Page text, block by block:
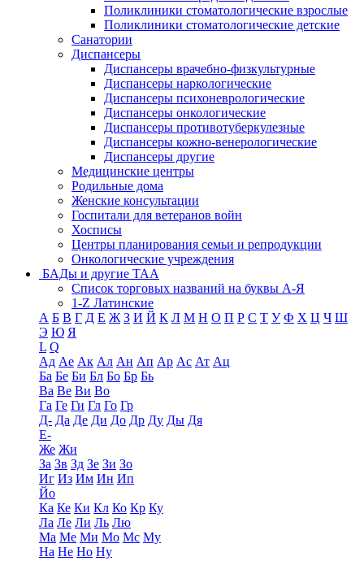
Поликлиники стоматологические взрослые
Поликлиники стоматологические детские
Санатории
Диспансеры
Диспансеры врачебно-физкультурные
Диспансеры наркологические
Диспансеры психоневрологические
Диспансеры онкологические
Диспансеры противотуберкулезные
Диспансеры кожно-венерологические
Диспансеры другие
Медицинские центры
Родильные дома
Женские консультации
Госпитали для ветеранов войн
Хосписы
Центры планирования семьи и репродукции
Онкологические учреждения
БАДы и другие ТАА
Список торговых названий на буквы А-Я
1-Z Латинские
А Б В Г Д Е Ж З И Й К Л М Н О П Р С Т У Ф Х Ц Ч Ш
Э Ю Я
L Q
Ад Ае Ак Ал Ан Ап Ар Ас Ат Ац
Ба Бе Би Бл Бо Бр Бь
Ва Ве Ви Во
Га Ге Ги Гл Го Гр
Д- Да Де Ди До Др Ду Ды Дя
Е-
Же Жи
За Зв Зд Зе Зи Зо
Иг Из Им Ин Ип
Йо
Ка Ке Ки Кл Ко Кр Ку
Ла Ле Ли Ль Лю
Ма Ме Ми Мо Мс Му
На Не Но Ну